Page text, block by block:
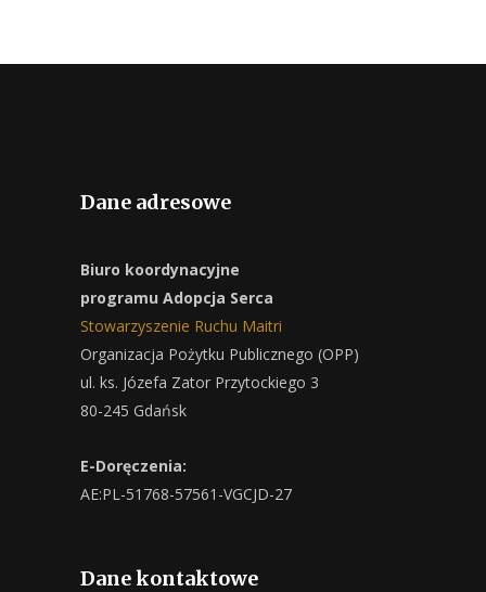
Dane adresowe
Biuro koordynacyjne
programu Adopcja Serca
Stowarzyszenie Ruchu Maitri
Organizacja Pożytku Publicznego (OPP)
ul. ks. Józefa Zator Przytockiego 3
80-245 Gdańsk
E-Doręczenia:
AE:PL-51768-57561-VGCJD-27
Dane kontaktowe